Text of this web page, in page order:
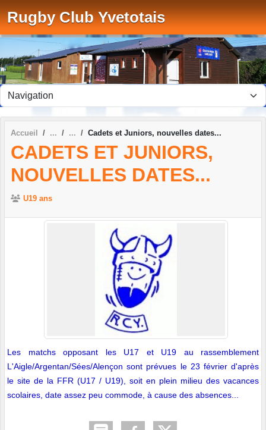
Rugby Club Yvetotais
Accueil Cadets et Juniors, nouvelles dates...
CADETS ET JUNIORS,
NOUVELLES DATES...
U19 ans
Les matchs opposant les U17 et U19 au rassemblement
L'Aigle/Argentan/Sées/Alençon sont prévues le 23 février d'après
le site de la FFR (U17 / U19), soit en plein milieu des vacances
scolaires, date assez peu commode, à cause des absences...